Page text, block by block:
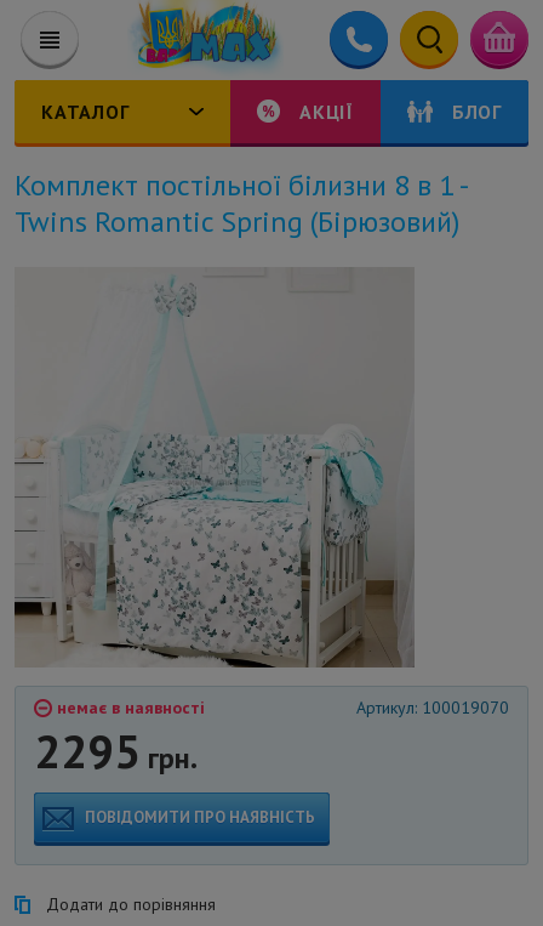
КАТАЛОГ АКЦІЇ БЛОГ
Комплект постільної білизни 8 в 1 -
Twins Romantic Spring (Бірюзовий)
немає в наявності Артикул: 100019070
2295 грн.
ПОВІДОМИТИ ПРО НАЯВНІСТЬ
Додати до порівняння